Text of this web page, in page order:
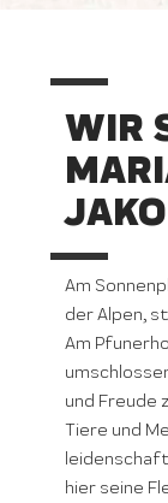
WIR
Am
der Alpen,
Am
und Freude
Tiere und
hier seine